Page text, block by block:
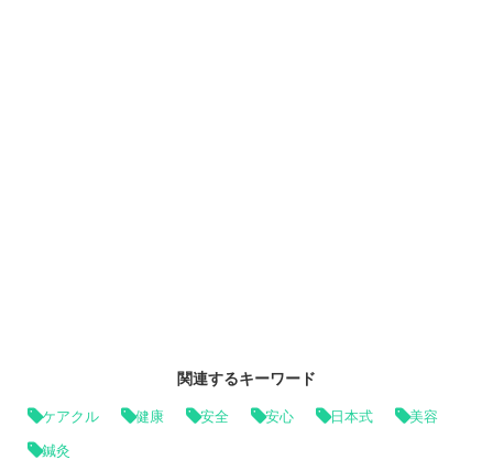
関連するキーワード
ケアクル 健康 安全 安心 日本式 美容
鍼灸